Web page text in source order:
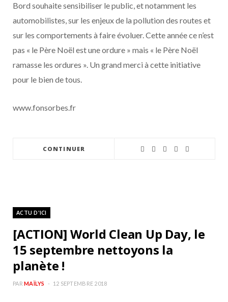
Bord souhaite sensibiliser le public, et notamment les
automobilistes, sur les enjeux de la pollution des routes et
sur les comportements à faire évoluer. Cette année ce n’est
pas « le Père Noël est une ordure » mais « le Père Noël
ramasse les ordures ». Un grand merci à cette initiative
pour le bien de tous.
www.fonsorbes.fr
CONTINUER
ACTU D'ICI
[ACTION] World Clean Up Day, le
15 septembre nettoyons la
planète !
PAR MAÏLYS 12 SEPTEMBRE 2018